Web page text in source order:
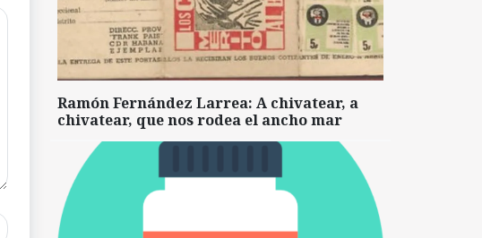
Ramón Fernández Larrea: A chivatear, a
chivatear, que nos rodea el ancho mar